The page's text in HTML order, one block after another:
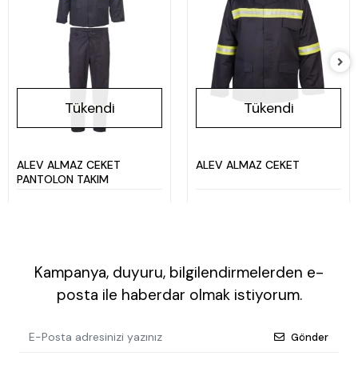
Tükendi
ALEV ALMAZ CEKET
PANTOLON TAKIM
Tükendi
ALEV ALMAZ CEKET
Kampanya, duyuru, bilgilendirmelerden e-
posta ile haberdar olmak istiyorum.
Gönder